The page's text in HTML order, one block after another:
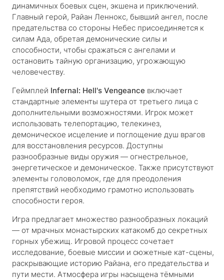
динамичных боевых сцен, экшена и приключений.
Главный герой, Райан Леннокс, бывший ангел, после
предательства со стороны Небес присоединяется к
силам Ада, обретая демонические силы и
способности, чтобы сражаться с ангелами и
остановить тайную организацию, угрожающую
человечеству.
Геймплей Infernal: Hell's Vengeance включает
стандартные элементы шутера от третьего лица с
дополнительными возможностями. Игрок может
использовать телепортацию, телекинез,
демоническое исцеление и поглощение душ врагов
для восстановления ресурсов. Доступны
разнообразные виды оружия — огнестрельное,
энергетическое и демоническое. Также присутствуют
элементы головоломок, где для преодоления
препятствий необходимо грамотно использовать
способности героя.
Игра предлагает множество разнообразных локаций
— от мрачных монастырских катакомб до секретных
горных убежищ. Игровой процесс сочетает
исследование, боевые миссии и сюжетные кат-сцены,
раскрывающие историю Райана, его предательства и
пути мести. Атмосфера игры насыщена тёмными